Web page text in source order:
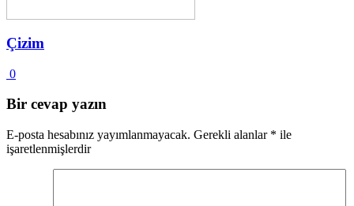
Çizim
0
Bir cevap yazın
E-posta hesabınız yayımlanmayacak. Gerekli alanlar * ile
işaretlenmişlerdir